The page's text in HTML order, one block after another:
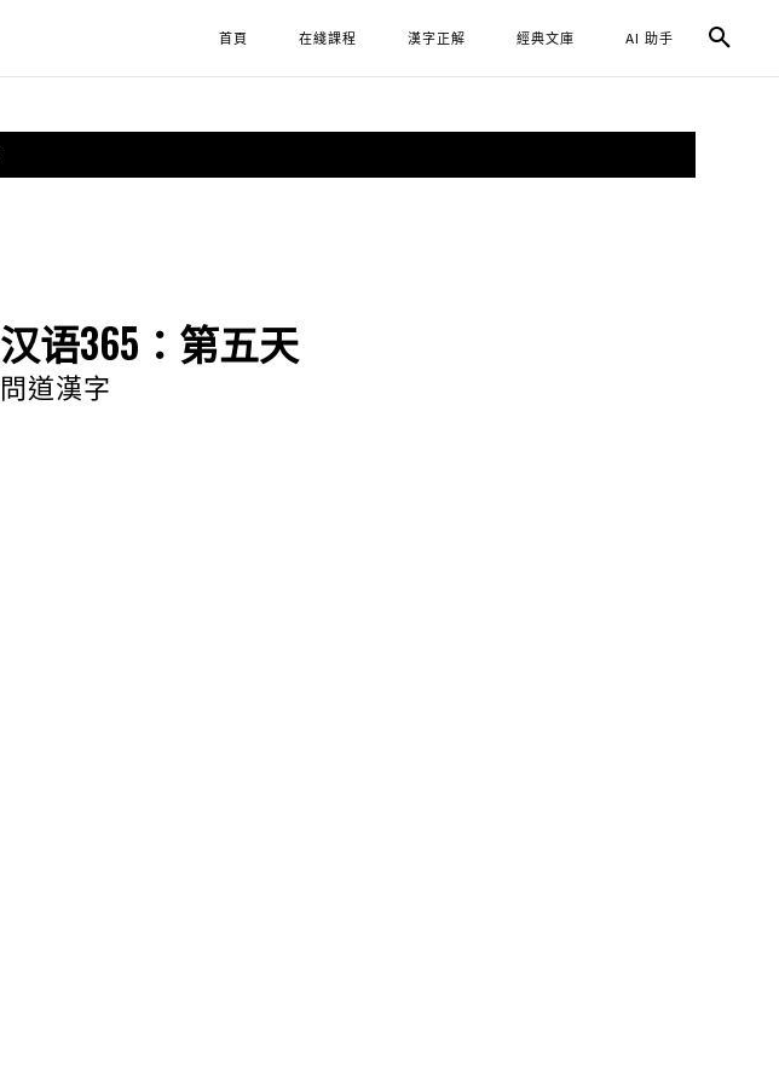
首頁 在綫課程 漢字正解 經典文庫 AI 助手
汉语365：第五天
問道漢字